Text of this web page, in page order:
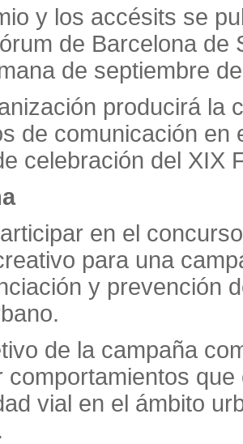
y los accésits se
de Barcelona de
de septiembre
producirá la
de comunicación
celebración del XIX
en el
para una
y prevención
de la campaña
comportamientos
vial en el ámbito